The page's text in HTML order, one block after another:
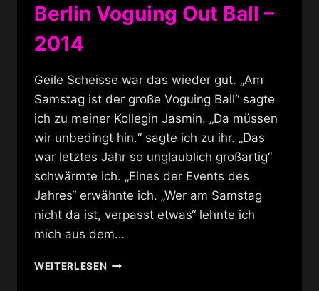
Berlin Voguing Out Ball –
2014
Geile Scheisse war das wieder gut. „Am
Samstag ist der große Voguing Ball“ sagte
ich zu meiner Kollegin Jasmin. „Da müssen
wir unbedingt hin.“ sagte ich zu ihr. „Das
war letztes Jahr so unglaublich großartig“
schwärmte ich. „Eines der Events des
Jahres“ erwähnte ich. „Wer am Samstag
nicht da ist, verpasst etwas“ lehnte ich
mich aus dem…
WEITERLESENBERLIN